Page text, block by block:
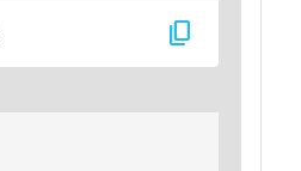
content_copy